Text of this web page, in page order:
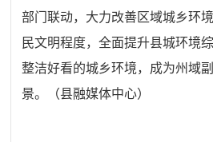
部门联动，大力改善区域城乡环
民文明程度，全面提升县城环境
整洁好看的城乡环境，成为州域
景。
（县融媒体中心）